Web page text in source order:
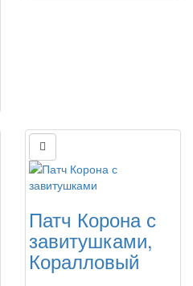
Патч Корона с
завитушками,
Коралловый